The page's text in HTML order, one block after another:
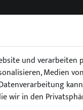
Stoßstangen/Spoiler
und verarbeiten
Medien
wir in den